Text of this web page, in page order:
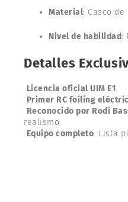
Material: Casco
Nivel de habilidad:
Detalles
Licencia oficial UIM E1
Primer RC foiling
Reconocido por Rodi
realismo
Equipo completo: Lista